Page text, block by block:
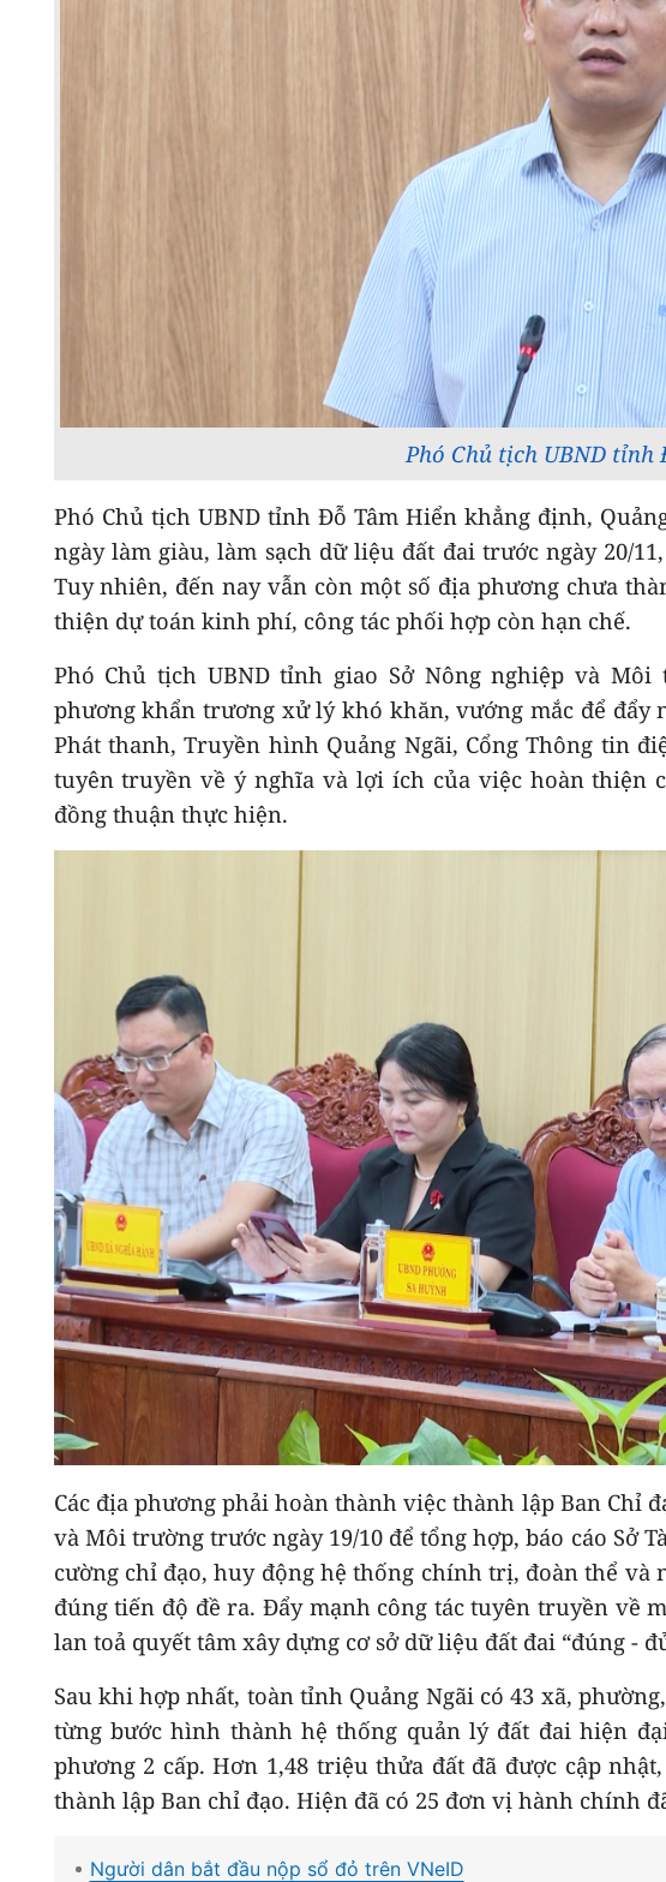
Phó Chủ tịch UBND tỉnh
Phó Chủ tịch UBND tỉnh Đỗ Tâm Hiển khẳng định,
ngày làm giàu, làm sạch dữ liệu đất đai trước ngày 20/
Tuy nhiên, đến nay vẫn còn một số địa phương chưa
thiện dự toán kinh phí, công tác phối hợp còn hạn chế.
Phó Chủ tịch UBND tỉnh giao Sở Nông nghiệp và
phương khẩn trương xử lý khó khăn, vướng mắc để
Phát thanh, Truyền hình Quảng Ngãi, Cổng Thông tin
tuyên truyền về ý nghĩa và lợi ích của việc hoàn thiện
đồng thuận thực hiện.
Các địa phương phải hoàn thành việc thành lập Ban Chỉ
và Môi trường trước ngày 19/10 để tổng hợp, báo cáo Sở
cường chỉ đạo, huy động hệ thống chính trị, đoàn thể và
đúng tiến độ đề ra. Đẩy mạnh công tác tuyên truyền về
lan toả quyết tâm xây dựng cơ sở dữ liệu đất đai “đúng -
Sau khi hợp nhất, toàn tỉnh Quảng Ngãi có 43 xã,
từng bước hình thành hệ thống quản lý đất đai hiện
phương 2 cấp. Hơn 1,48 triệu thửa đất đã được cập
thành lập Ban chỉ đạo. Hiện đã có 25 đơn vị hành chính
Người dân bắt đầu nộp sổ đỏ trên VNeID